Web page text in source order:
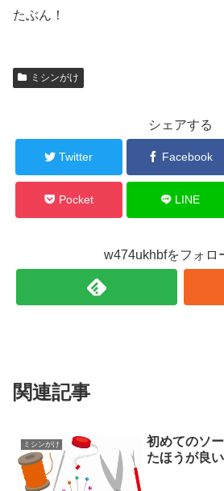
たぶん！
ミシンがけ
シェアする
Twitter Facebook
Pocket LINE
w474ukhbfをフォロ
関連記事
ミシンがけ
初めてのソ
たほうが良い